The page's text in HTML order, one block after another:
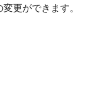
更ができます。